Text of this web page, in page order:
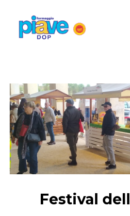
Festival
raccolta